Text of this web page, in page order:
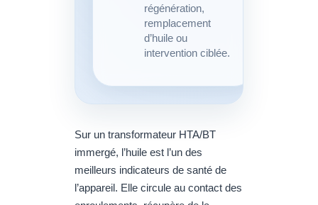
régénération,
remplacement
d’huile ou
intervention ciblée.
Sur un transformateur HTA/BT
immergé, l’huile est l’un des
meilleurs indicateurs de santé de
l’appareil. Elle circule au contact des